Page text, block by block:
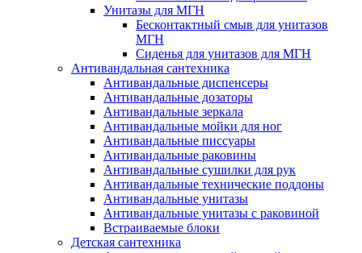
Унитазы для МГН
Бесконтактный смыв для унитазов
МГН
Сиденья для унитазов для МГН
Антивандальная сантехника
Антивандальные диспенсеры
Антивандальные дозаторы
Антивандальные зеркала
Антивандальные мойки для ног
Антивандальные писсуары
Антивандальные раковины
Антивандальные сушилки для рук
Антивандальные технические поддоны
Антивандальные унитазы
Антивандальные унитазы с раковиной
Встраиваемые блоки
Детская сантехника